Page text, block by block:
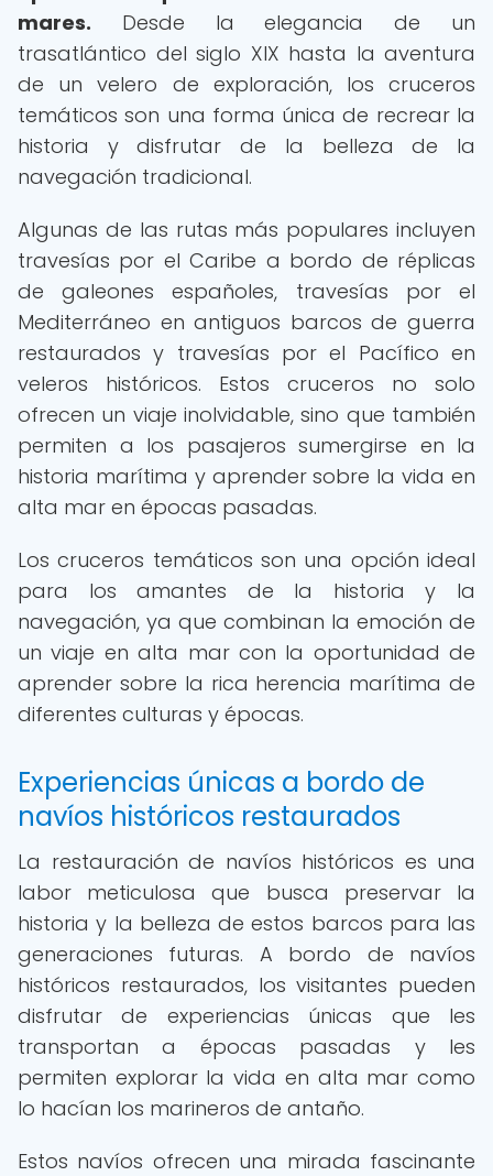
mares. Desde la elegancia de un
trasatlántico del siglo XIX hasta la aventura
de un velero de exploración, los cruceros
temáticos son una forma única de recrear la
historia y disfrutar de la belleza de la
navegación tradicional.
Algunas de las rutas más populares incluyen
travesías por el Caribe a bordo de réplicas
de galeones españoles, travesías por el
Mediterráneo en antiguos barcos de guerra
restaurados y travesías por el Pacífico en
veleros históricos. Estos cruceros no solo
ofrecen un viaje inolvidable, sino que también
permiten a los pasajeros sumergirse en la
historia marítima y aprender sobre la vida en
alta mar en épocas pasadas.
Los cruceros temáticos son una opción ideal
para los amantes de la historia y la
navegación, ya que combinan la emoción de
un viaje en alta mar con la oportunidad de
aprender sobre la rica herencia marítima de
diferentes culturas y épocas.
Experiencias únicas a bordo de
navíos históricos restaurados
La restauración de navíos históricos es una
labor meticulosa que busca preservar la
historia y la belleza de estos barcos para las
generaciones futuras. A bordo de navíos
históricos restaurados, los visitantes pueden
disfrutar de experiencias únicas que les
transportan a épocas pasadas y les
permiten explorar la vida en alta mar como
lo hacían los marineros de antaño.
Estos navíos ofrecen una mirada fascinante